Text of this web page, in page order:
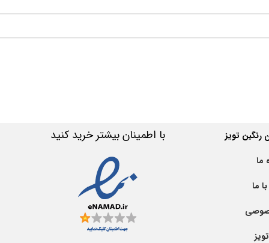
تویز
ما
ما
با اطمینان بیشتر خرید کنید